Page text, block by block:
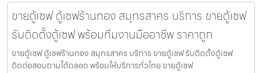
ขายตู้เซฟ ตู้เซฟร้านทอง สมุทรสาคร บริการ ขายตู้เซฟ
รับติดตั้งตู้เซฟ พร้อมทีมงานมืออาชีพ ราคาถูก
ขายตู้เซฟ ตู้เซฟร้านทอง สมุทรสาคร บริการ ขายตู้เซฟ รับติดตั้งตู้เซฟ
ติดต่อสอบถามได้ตลอด พร้อมให้บริการทั่วไทย ขายตู้เซฟ